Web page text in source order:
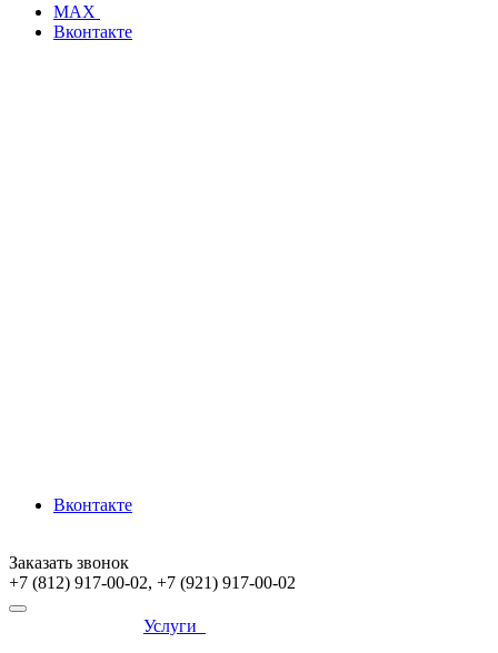
MAX
Вконтакте
Вконтакте
Заказать звонок
+7 (812) 917-00-02, +7 (921) 917-00-02
Услуги